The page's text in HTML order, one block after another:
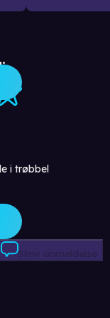
i trøbbel
Skriv anmeldelse